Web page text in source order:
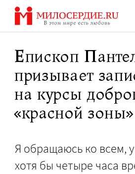
Перейти
содержанию
Епископ
призывает
на курсы
«красной зоны»
Я обращаюсь ко всем, у
хотя бы четыре часа